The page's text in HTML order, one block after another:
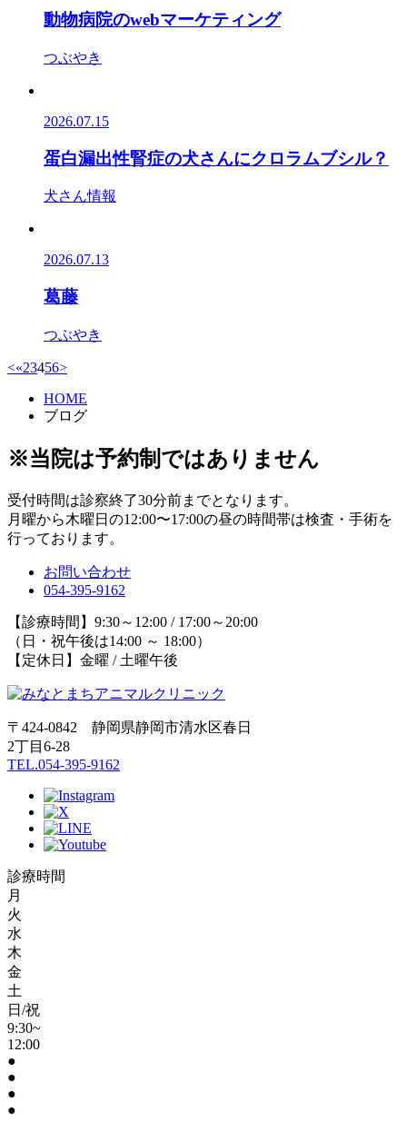
動物病院のwebマーケティング
つぶやき
2026.07.15
蛋白漏出性腎症の犬さんにクロラムブシル？
犬さん情報
2026.07.13
葛藤
つぶやき
<«23456>
HOME
ブログ
※当院は予約制ではありません
受付時間は診察終了30分前までとなります。
月曜から木曜日の12:00〜17:00の昼の時間帯は検査・手術を
行っております。
お問い合わせ
054-395-9162
【診療時間】9:30～12:00 / 17:00～20:00
（日・祝午後は14:00 ～ 18:00）
【定休日】金曜 / 土曜午後
〒424-0842 静岡県静岡市清水区春日
2丁目6-28
TEL.054-395-9162
診療時間
月
火
水
木
金
土
日/祝
9:30~
12:00
●
●
●
●